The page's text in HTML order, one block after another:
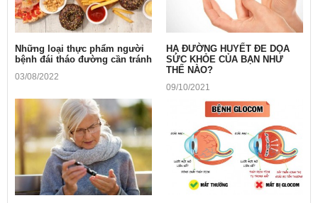
Những loại thực phẩm người
bệnh đái tháo đường cần tránh
03/08/2022
HẠ ĐƯỜNG HUYẾT ĐE DỌA
SỨC KHỎE CỦA BẠN NHƯ
THẾ NÀO?
09/10/2021